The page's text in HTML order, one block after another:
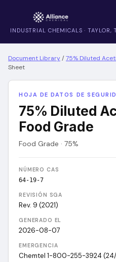
INDUSTRIAL CHEMICALS · TAYLOR,
Document Library/75% Diluted
Sheet
HOJA DE DATOS DE
75% Diluted
Food Grade
Food Grade · 75%
NÚMERO CAS
64-19-7
REVISIÓN SGA
Rev. 9 (2021)
GENERADO EL
2026-08-07
EMERGENCIA
Chemtel 1-800-255-3924